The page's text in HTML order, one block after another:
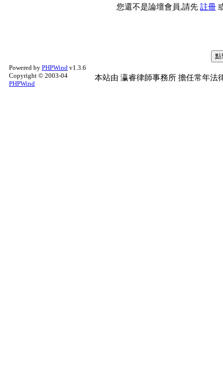
您還不是論壇會員,請先 註冊
Powered by PHPWind v1.3.6
Copyright © 2003-04
PHPWind
本站由 瀛睿律師事務所 擔任常年法